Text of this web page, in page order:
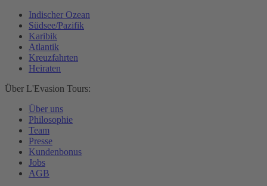
Indischer Ozean
Südsee/Pazifik
Karibik
Atlantik
Kreuzfahrten
Heiraten
Über L'Evasion Tours:
Über uns
Philosophie
Team
Presse
Kundenbonus
Jobs
AGB